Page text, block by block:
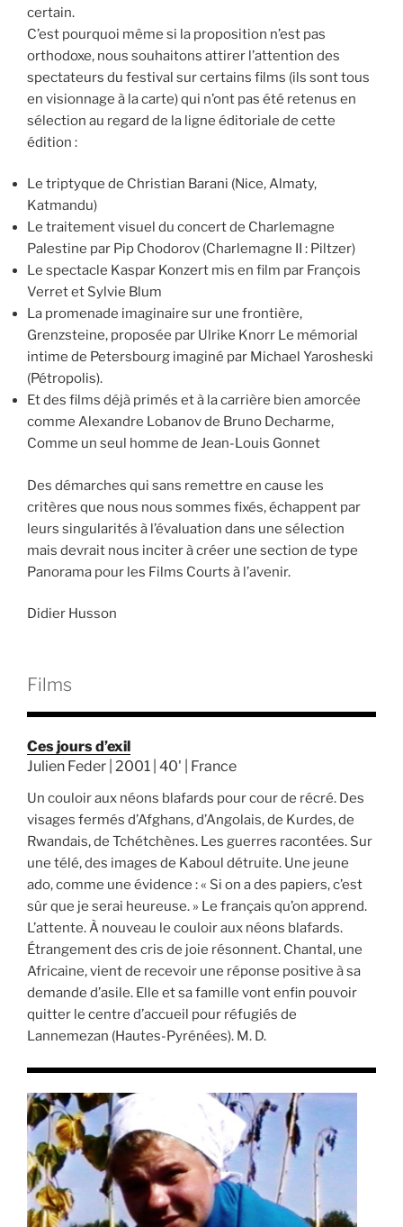
certain.
C’est pourquoi même si la proposition n’est pas
orthodoxe, nous souhaitons attirer l’attention des
spectateurs du festival sur certains films (ils sont tous
en visionnage à la carte) qui n’ont pas été retenus en
sélection au regard de la ligne éditoriale de cette
édition :
Le triptyque de Christian Barani (Nice, Almaty,
Katmandu)
Le traitement visuel du concert de Charlemagne
Palestine par Pip Chodorov (Charlemagne II : Piltzer)
Le spectacle Kaspar Konzert mis en film par François
Verret et Sylvie Blum
La promenade imaginaire sur une frontière,
Grenzsteine, proposée par Ulrike Knorr Le mémorial
intime de Petersbourg imaginé par Michael Yarosheski
(Pétropolis).
Et des films déjà primés et à la carrière bien amorcée
comme Alexandre Lobanov de Bruno Decharme,
Comme un seul homme de Jean-Louis Gonnet
Des démarches qui sans remettre en cause les
critères que nous nous sommes fixés, échappent par
leurs singularités à l’évaluation dans une sélection
mais devrait nous inciter à créer une section de type
Panorama pour les Films Courts à l’avenir.
Didier Husson
Films
Ces jours d’exil
Julien Feder | 2001 | 40' | France
Un couloir aux néons blafards pour cour de récré. Des
visages fermés d’Afghans, d’Angolais, de Kurdes, de
Rwandais, de Tchétchènes. Les guerres racontées. Sur
une télé, des images de Kaboul détruite. Une jeune
ado, comme une évidence : « Si on a des papiers, c’est
sûr que je serai heureuse. » Le français qu’on apprend.
L’attente. À nouveau le couloir aux néons blafards.
Étrangement des cris de joie résonnent. Chantal, une
Africaine, vient de recevoir une réponse positive à sa
demande d’asile. Elle et sa famille vont enfin pouvoir
quitter le centre d’accueil pour réfugiés de
Lannemezan (Hautes-Pyrénées). M. D.